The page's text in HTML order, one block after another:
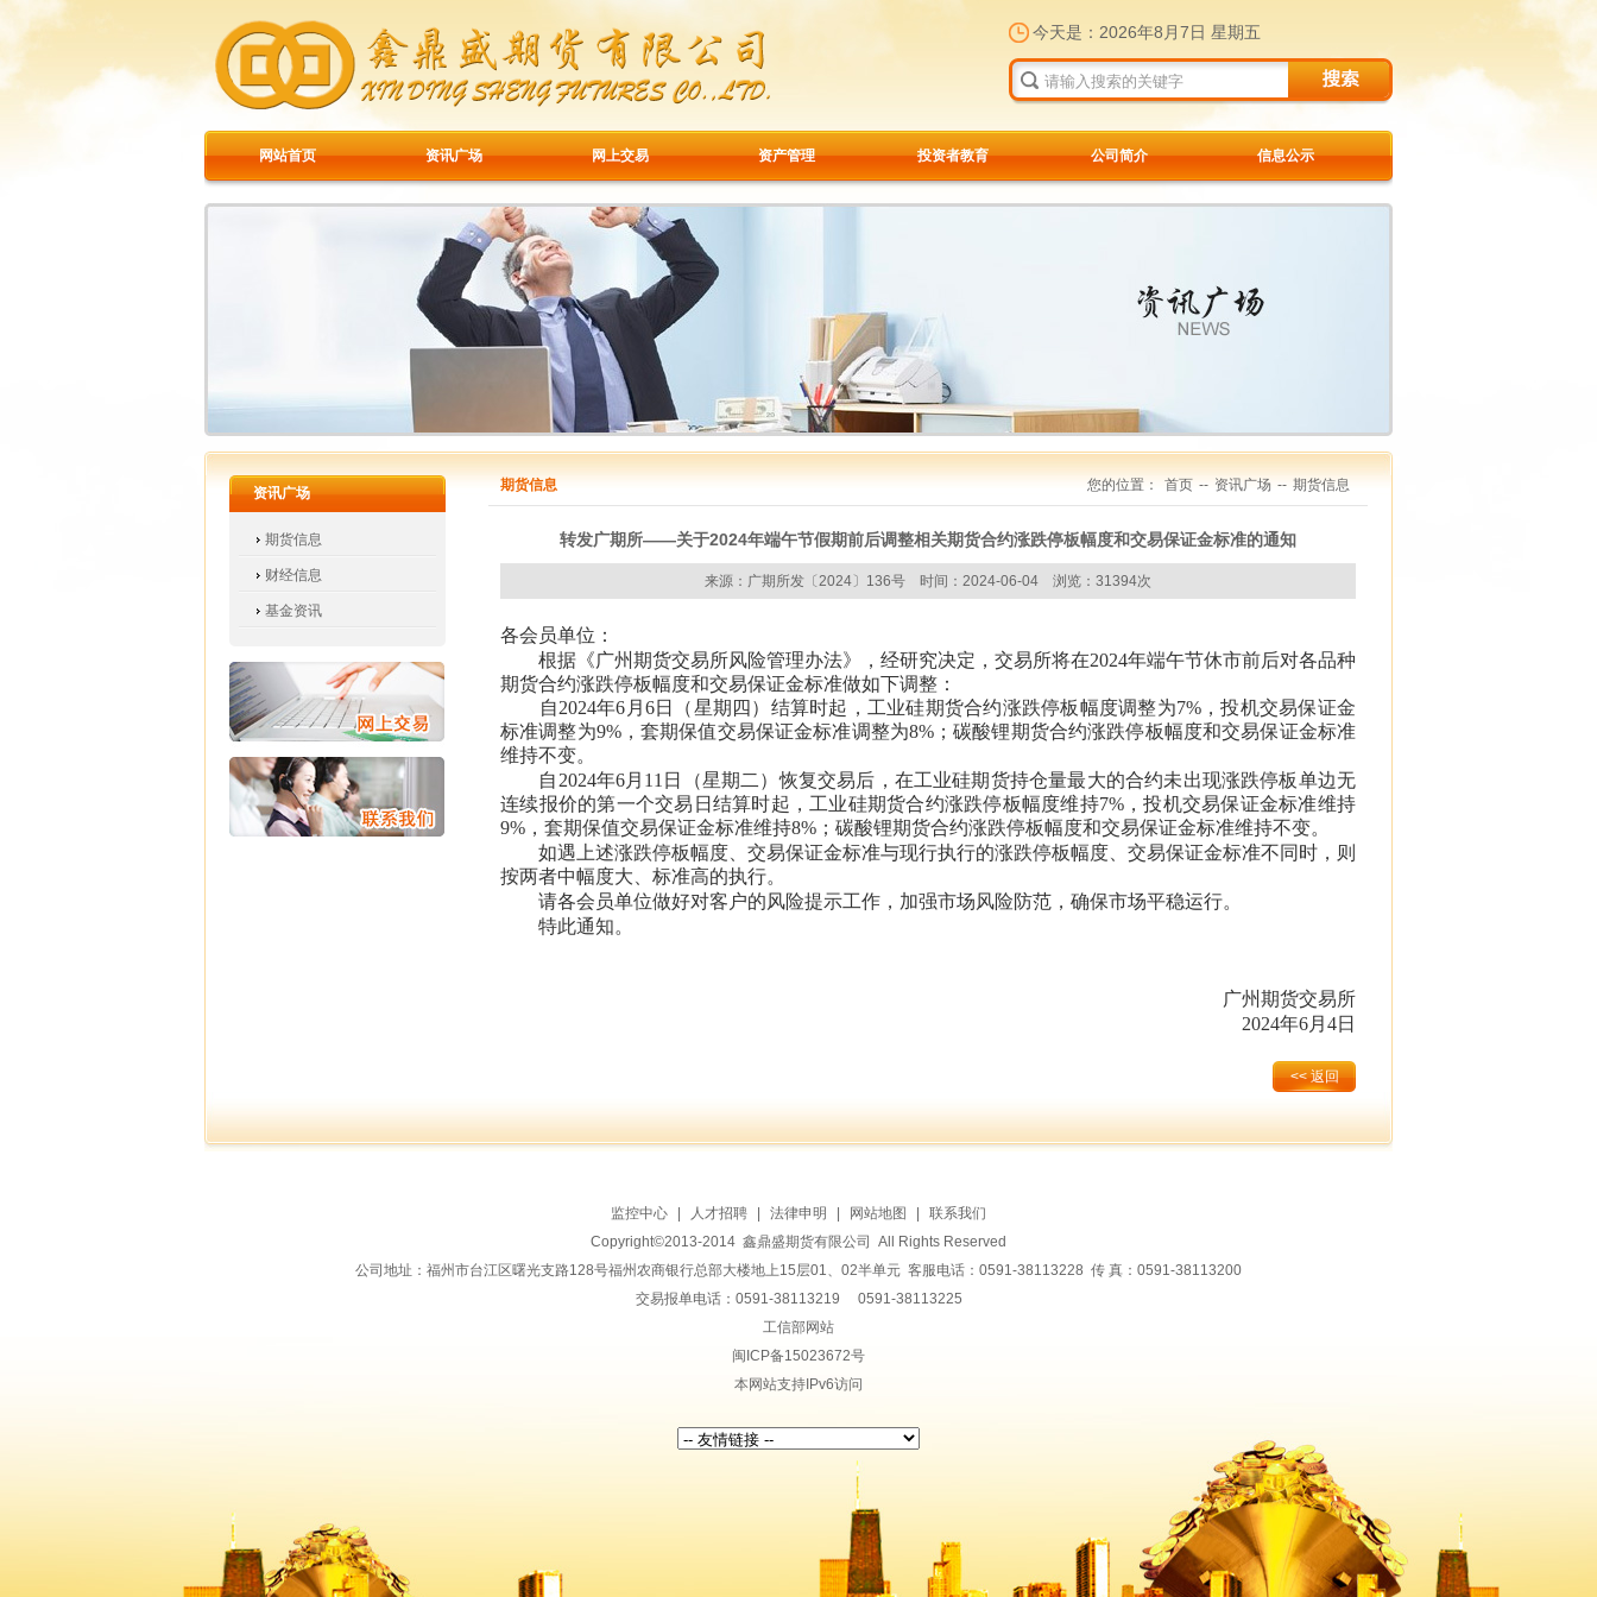
今天是： 2026年8月7日 星期五
网站首页 资讯广场 网上交易 资产管理 投资者教育 公司简介 信息公示
资讯广场
期货信息
财经信息
基金资讯
期货信息 您的位置： 首页 -- 资讯广场 -- 期货信息
转发广期所——关于2024年端午节假期前后调整相关期货合约涨跌停板幅度和交易保证金标准的通知
来源：广期所发〔2024〕136号 时间：2024-06-04 浏览：31394次
各会员单位：
根据《广州期货交易所风险管理办法》，经研究决定，交易所将在2024年端午节休市前后对各品种
期货合约涨跌停板幅度和交易保证金标准做如下调整：
自2024年6月6日（星期四）结算时起，工业硅期货合约涨跌停板幅度调整为7%，投机交易保证金
标准调整为9%，套期保值交易保证金标准调整为8%；碳酸锂期货合约涨跌停板幅度和交易保证金标准
维持不变。
自2024年6月11日（星期二）恢复交易后，在工业硅期货持仓量最大的合约未出现涨跌停板单边无
连续报价的第一个交易日结算时起，工业硅期货合约涨跌停板幅度维持7%，投机交易保证金标准维持
9%，套期保值交易保证金标准维持8%；碳酸锂期货合约涨跌停板幅度和交易保证金标准维持不变。
如遇上述涨跌停板幅度、交易保证金标准与现行执行的涨跌停板幅度、交易保证金标准不同时，则
按两者中幅度大、标准高的执行。
请各会员单位做好对客户的风险提示工作，加强市场风险防范，确保市场平稳运行。
特此通知。
广州期货交易所
2024年6月4日
<< 返回
监控中心 | 人才招聘 | 法律申明 | 网站地图 |
联系我们
Copyright©2013-2014 鑫鼎盛期货有限公司 All Rights Reserved
公司地址：福州市台江区曙光支路128号福州农商银行总部大楼地上15层01、02半单元 客服电话：0591-38113228 传 真：0591-38113200
交易报单电话：0591-38113219 0591-38113225
工信部网站
闽ICP备15023672号
本网站支持IPv6访问